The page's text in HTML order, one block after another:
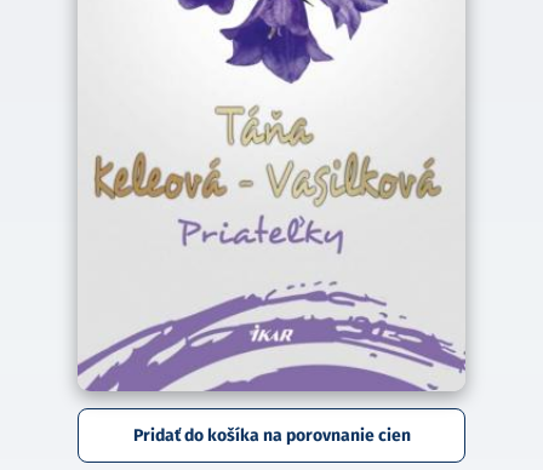
Pridať do košíka na porovnanie cien